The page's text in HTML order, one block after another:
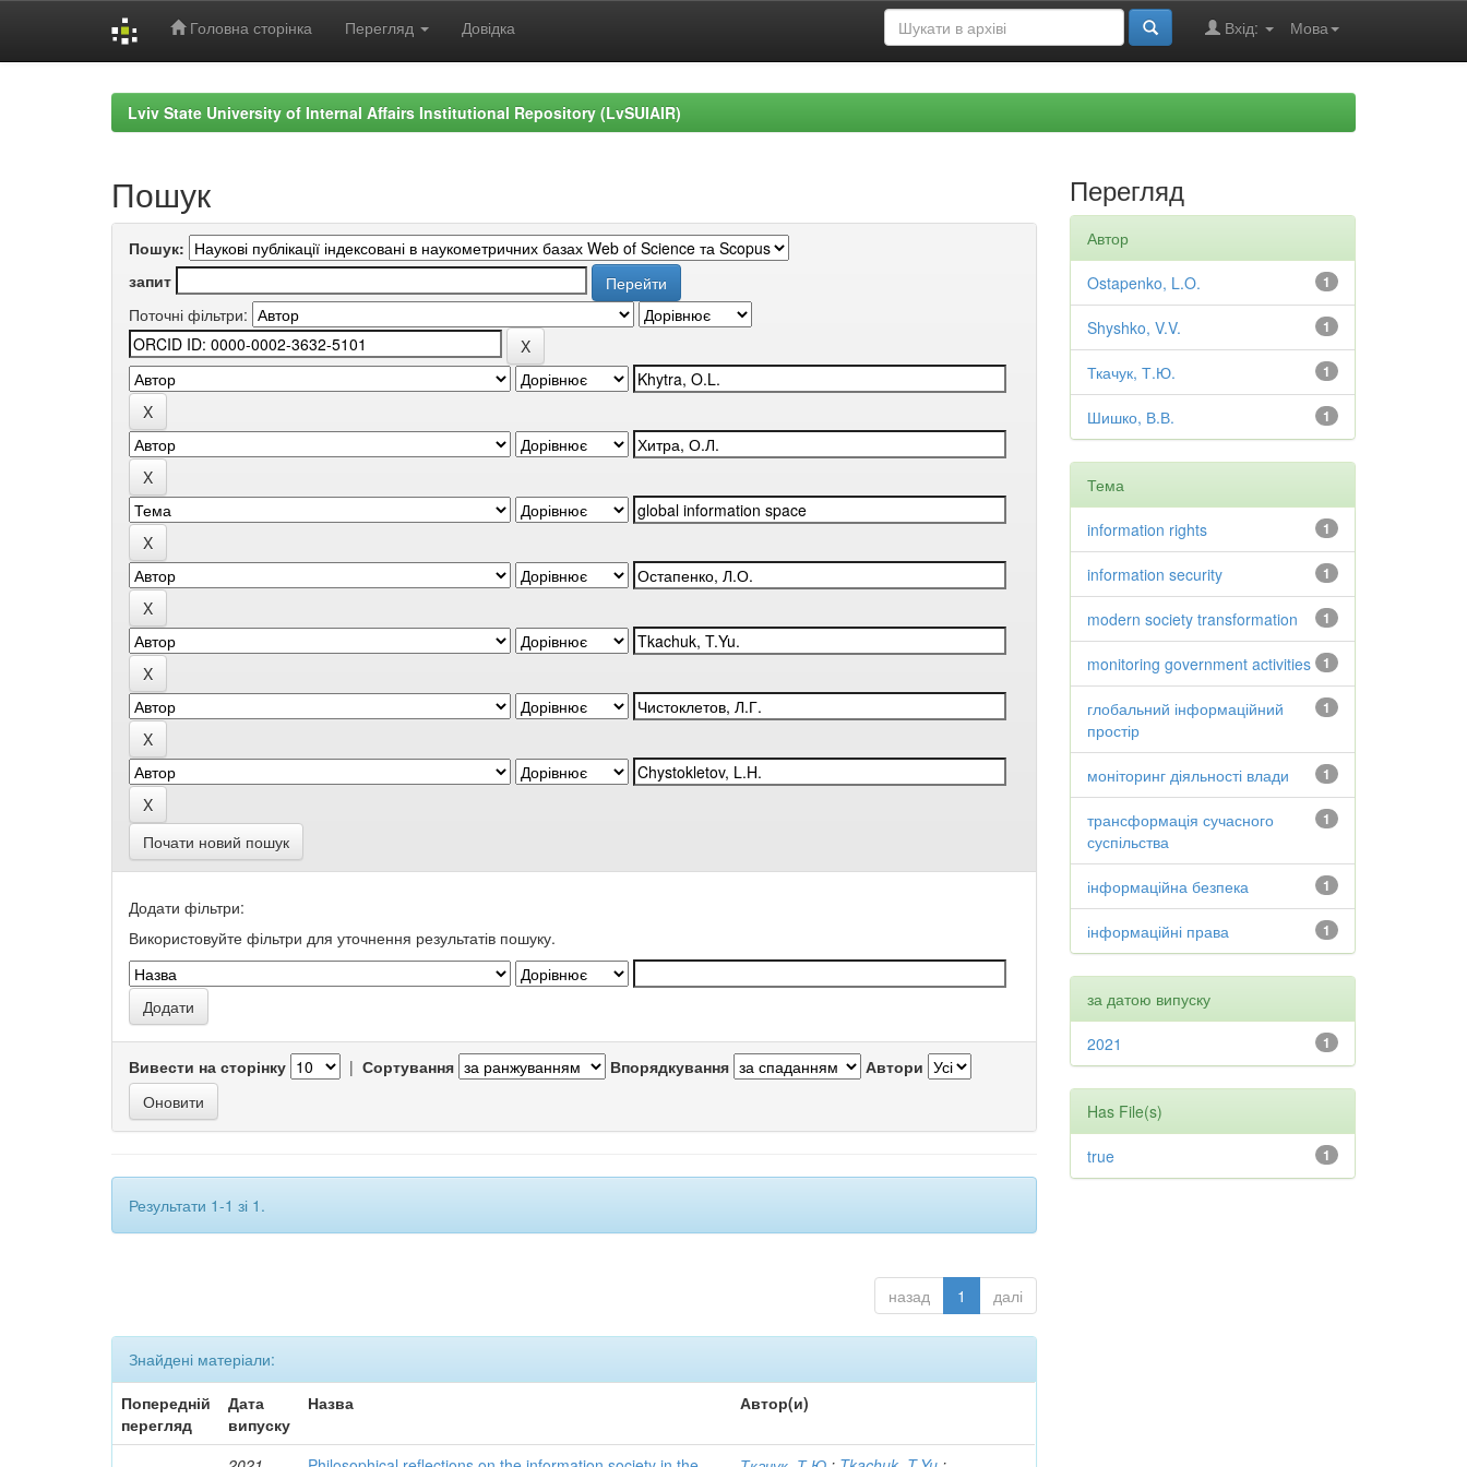
Головна сторінка Перегляд Довідка Мова
Вхід:
Lviv State University of Internal Affairs Institutional Repository (LvSUIAIR)
Пошук
Пошук:
запит
Поточні фільтри:
Почати новий пошук
Додати фільтри:
Використовуйте фільтри для уточнення результатів пошуку.
Вивести на сторінку | Сортування Впорядкування Автори
Результати 1-1 зі 1.
назад 1 далі
Знайдені матеріали:
Попередній
перегляд
Дата
випуску
Назва Автор(и)
Перегляд
Автор
1
Ostapenko, L.O.
1
Shyshko, V.V.
1
Ткачук, Т.Ю.
1
Шишко, В.В.
Тема
1
information rights
1
information security
1
modern society transformation
1
monitoring government activities
1
глобальний інформаційний
простір
1
моніторинг діяльності влади
1
трансформація сучасного
суспільства
1
інформаційна безпека
1
інформаційні права
за датою випуску
1
2021
Has File(s)
1
true